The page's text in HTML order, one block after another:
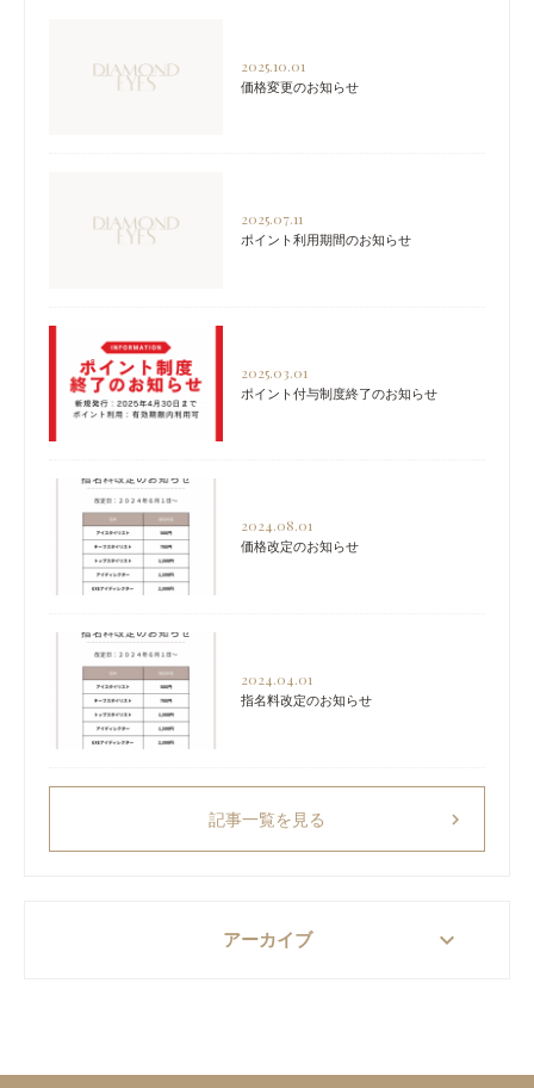
2025.10.01
価格変更のお知らせ
2025.07.11
ポイント利用期間のお知らせ
2025.03.01
ポイント付与制度終了のお知らせ
2024.08.01
価格改定のお知らせ
2024.04.01
指名料改定のお知らせ
記事一覧を見る chevron_right
アーカイブ keyboard_arrow_down